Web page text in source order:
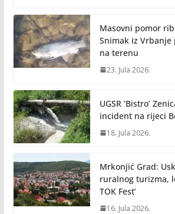
Masovni pomor
Snimak iz
na terenu
23. Jula 2026.
UGSR ‘Bistro’
incident na rijeci
18. Jula 2026.
Mrkonjić Grad:
ruralnog turizma,
TOK Fest’
16. Jula 2026.